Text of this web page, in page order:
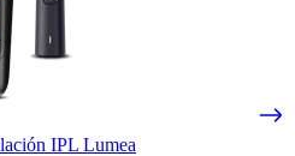
IPL Lumea